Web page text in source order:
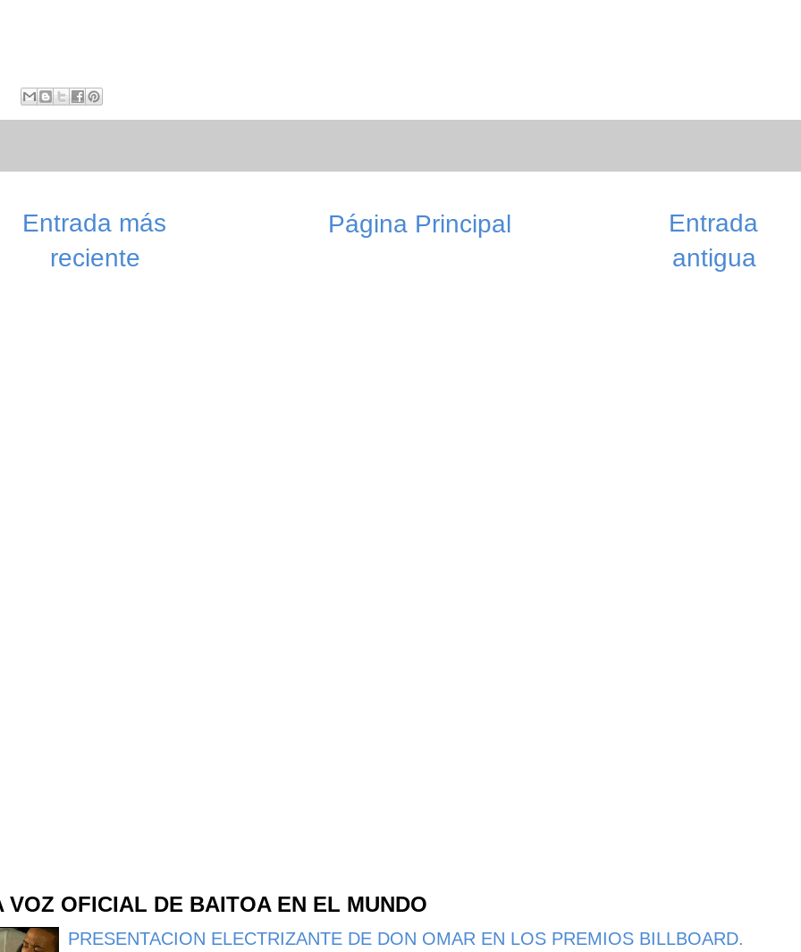
Entrada más
reciente
Entrada
antigua
Página Principal
VOZ OFICIAL DE BAITOA EN EL MUNDO
PRESENTACION ELECTRIZANTE DE DON OMAR EN LOS PREMIOS BILLBOARD.